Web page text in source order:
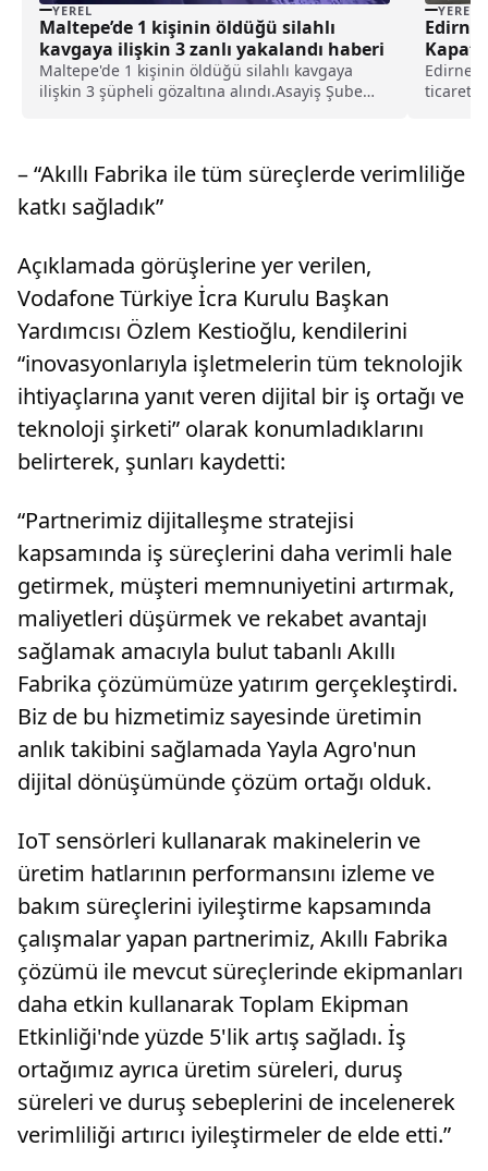
YEREL
Maltepe’de 1 kişinin öldüğü silahlı
kavgaya ilişkin 3 zanlı yakalandı haberi
Maltepe'de 1 kişinin öldüğü silahlı kavgaya
ilişkin 3 şüpheli gözaltına alındı.Asayiş Şube
YEREL
Ceza!
Edirne
– “Akıllı Fabrika ile tüm süreçlerde verimliliğe
katkı sağladık”
Açıklamada görüşlerine yer verilen,
Vodafone Türkiye İcra Kurulu Başkan
Yardımcısı Özlem Kestioğlu, kendilerini
“inovasyonlarıyla işletmelerin tüm teknolojik
ihtiyaçlarına yanıt veren dijital bir iş ortağı ve
teknoloji şirketi” olarak konumladıklarını
belirterek, şunları kaydetti:
“Partnerimiz dijitalleşme stratejisi
kapsamında iş süreçlerini daha verimli hale
getirmek, müşteri memnuniyetini artırmak,
maliyetleri düşürmek ve rekabet avantajı
sağlamak amacıyla bulut tabanlı Akıllı
Fabrika çözümümüze yatırım gerçekleştirdi.
Biz de bu hizmetimiz sayesinde üretimin
anlık takibini sağlamada Yayla Agro'nun
dijital dönüşümünde çözüm ortağı olduk.
IoT sensörleri kullanarak makinelerin ve
üretim hatlarının performansını izleme ve
bakım süreçlerini iyileştirme kapsamında
çalışmalar yapan partnerimiz, Akıllı Fabrika
çözümü ile mevcut süreçlerinde ekipmanları
daha etkin kullanarak Toplam Ekipman
Etkinliği'nde yüzde 5'lik artış sağladı. İş
ortağımız ayrıca üretim süreleri, duruş
süreleri ve duruş sebeplerini de incelenerek
verimliliği artırıcı iyileştirmeler de elde etti.”